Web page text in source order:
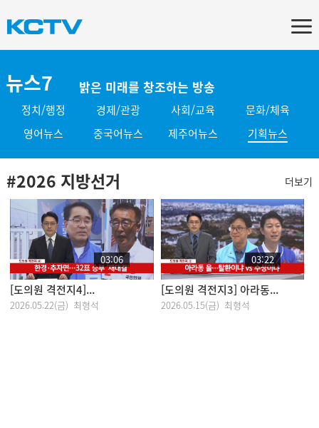
뉴스7 밝은 미래를 창조하는 방송
정치/행정 경제/관광 사회/교육
문화/체육
영어뉴스
중국어뉴스 제주어뉴스 기획뉴스
#2026 지방선거 더보기
03:06
[도의원 격전지4]...
2026.05.22(금) 최형석
03:22
[도의원 격전지3] 아라동...
2026.05.15(금) 최형석